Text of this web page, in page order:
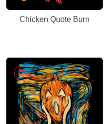
Chicken Quote Burn